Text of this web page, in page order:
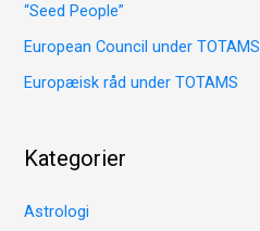
:
“Seed People”
European Council under TOTAMS
Europæisk råd under TOTAMS
Kategorier
Astrologi